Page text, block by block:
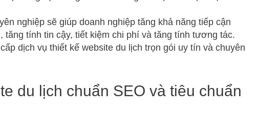
nghiệp sẽ giúp doanh nghiệp tăng khả năng tiếp cận
tăng tính tin cậy, tiết kiệm chi phí và tăng tính tương tác.
dịch vụ thiết kế website du lịch trọn gói uy tín và chuyên
du lịch chuẩn SEO và tiêu chuẩn